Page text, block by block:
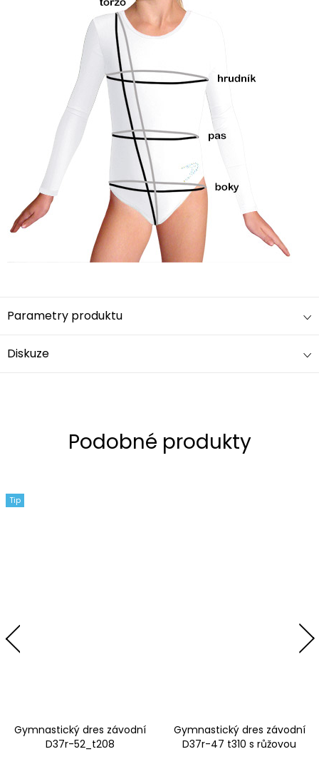
Parametry produktu
Diskuze
Tip
Gymnastický dres závodní
D37r-52_t208
Gymnastický dres závodní
D37r-47 t310 s růžovou